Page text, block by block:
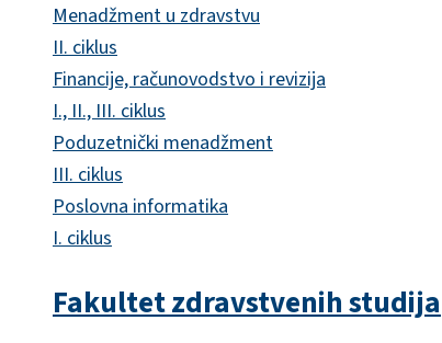
Menadžment u zdravstvu
II. ciklus
Financije, računovodstvo i revizija
I., II., III. ciklus
Poduzetnički menadžment
III. ciklus
Poslovna informatika
I. ciklus
Fakultet zdravstvenih studija